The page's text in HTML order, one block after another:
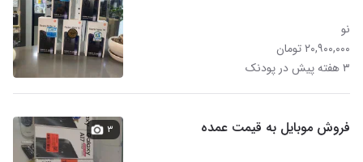
نو
۲۰,۹۰۰,۰۰۰ تومان
۳ هفته پیش در پودنک
فروش موبایل به قیمت عمده ۳